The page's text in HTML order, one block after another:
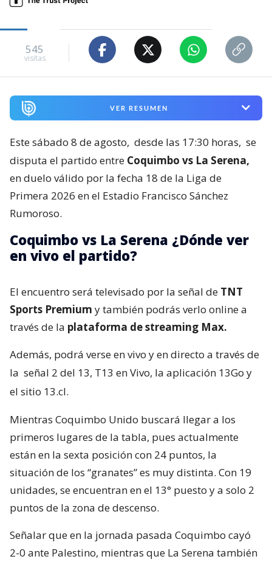
545
visitas
VER RESUMEN
Este sábado 8 de agosto, desde las 17:30 horas, se
disputa el partido entre Coquimbo vs La Serena,
en duelo válido por la fecha 18 de la Liga de
Primera 2026 en el Estadio Francisco Sánchez
Rumoroso.
Coquimbo vs La Serena ¿Dónde ver
en vivo el partido?
El encuentro será televisado por la señal de TNT
Sports Premium y también podrás verlo online a
través de la plataforma de streaming Max.
Además, podrá verse en vivo y en directo a través de
la señal 2 del 13, T13 en Vivo, la aplicación 13Go y
el sitio 13.cl.
Mientras Coquimbo Unido buscará llegar a los
primeros lugares de la tabla, pues actualmente
están en la sexta posición con 24 puntos, la
situación de los “granates” es muy distinta. Con 19
unidades, se encuentran en el 13° puesto y a solo 2
puntos de la zona de descenso.
Señalar que en la jornada pasada Coquimbo cayó
2-0 ante Palestino, mientras que La Serena también